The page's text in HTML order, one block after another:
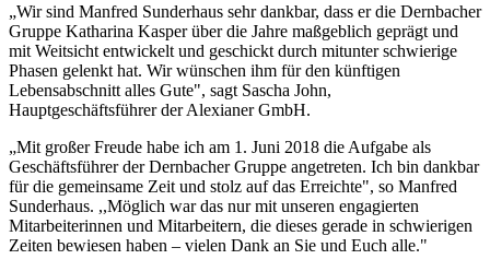
„Wir sind Manfred Sunderhaus sehr dankbar, dass er die Dernbacher
Gruppe Katharina Kasper über die Jahre maßgeblich geprägt und
mit Weitsicht entwickelt und geschickt durch mitunter schwierige
Phasen gelenkt hat. Wir wünschen ihm für den künftigen
Lebensabschnitt alles Gute", sagt Sascha John,
Hauptgeschäftsführer der Alexianer GmbH.
„Mit großer Freude habe ich am 1. Juni 2018 die Aufgabe als
Geschäftsführer der Dernbacher Gruppe angetreten. Ich bin dankbar
für die gemeinsame Zeit und stolz auf das Erreichte", so Manfred
Sunderhaus. ,,Möglich war das nur mit unseren engagierten
Mitarbeiterinnen und Mitarbeitern, die dieses gerade in schwierigen
Zeiten bewiesen haben – vielen Dank an Sie und Euch alle."